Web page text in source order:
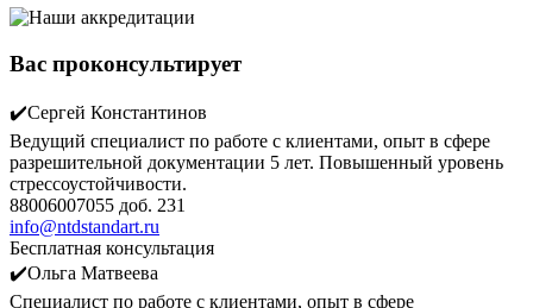
Вас проконсультирует
✔️Сергей Константинов
Ведущий специалист по работе с клиентами, опыт в сфере
разрешительной документации 5 лет. Повышенный уровень
стрессоустойчивости.
88006007055 доб. 231
info@ntdstandart.ru
Бесплатная консультация
✔️Ольга Матвеева
Специалист по работе с клиентами, опыт в сфере